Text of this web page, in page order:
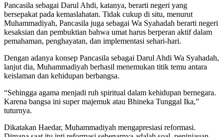
Pancasila sebagai Darul Ahdi, katanya, berarti negeri yang
bersepakat pada kemaslahatan. Tidak cukup di situ, menurut
Muhammadiyah, Pancasila juga sebagai Wa Syahadah berarti negeri
kesaksian dan pembuktian bahwa umat harus berperan aktif dalam
pemahaman, penghayatan, dan implementasi sehari-hari.
Dengan adanya konsep Pancasila sebagai Darul Ahdi Wa Syahadah,
lanjut dia, Muhammadiyah berhasil menemukan titik temu antara
keislaman dan kehidupan berbangsa.
“Sehingga agama menjadi ruh spiritual dalam kehidupan bernegara.
Karena bangsa ini super majemuk atau Bhineka Tunggal Ika,”
tuturnya.
Dikatakan Haedar, Muhammadiyah mengapresiasi reformasi.